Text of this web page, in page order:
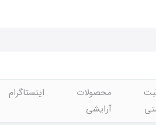
محصولات
آرایشی
اینستاگرام